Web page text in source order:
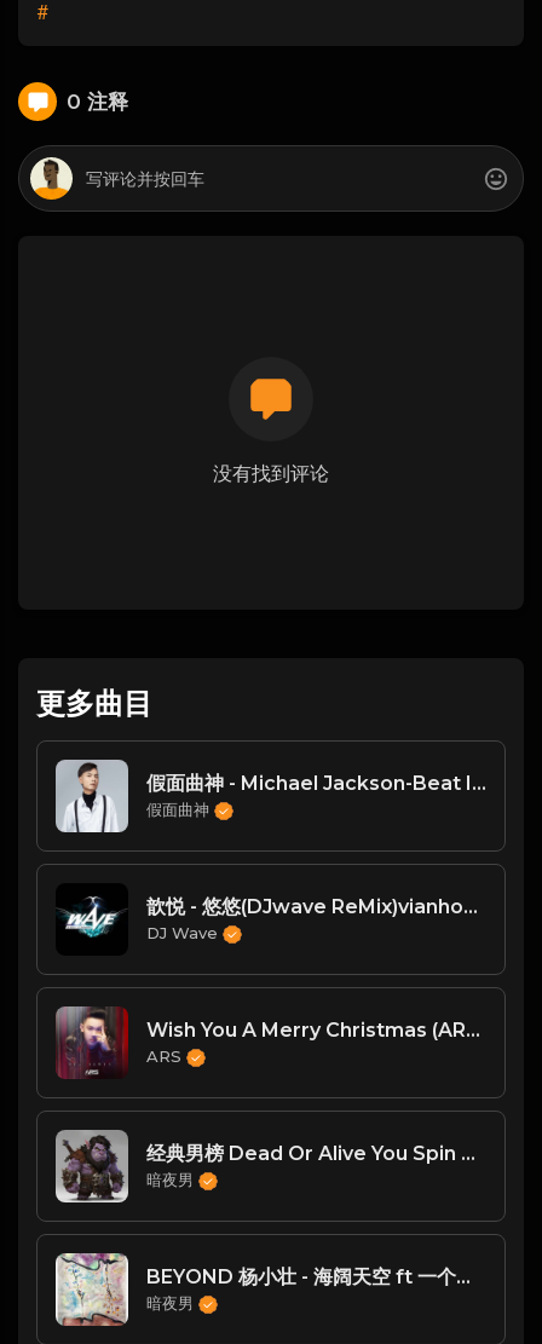
#
0 注释
没有找到评论
更多曲目
假面曲神 - Michael Jackson-Beat It (JIANG.x Bootleg)（JIANG.x remix）
假面曲神
歆悦 - 悠悠(DJwave ReMix)vianhouse 唐宇Tommy
DJ Wave
Wish You A Merry Christmas (ARS VinaHouse Mix 2024)
ARS
经典男榜 Dead Or Alive You Spin Me Round Caramen
暗夜男
BEYOND 杨小壮 - 海阔天空 ft 一个人挺好 Dee Zy VinaHouse 2024 Mix 越南鼓
暗夜男